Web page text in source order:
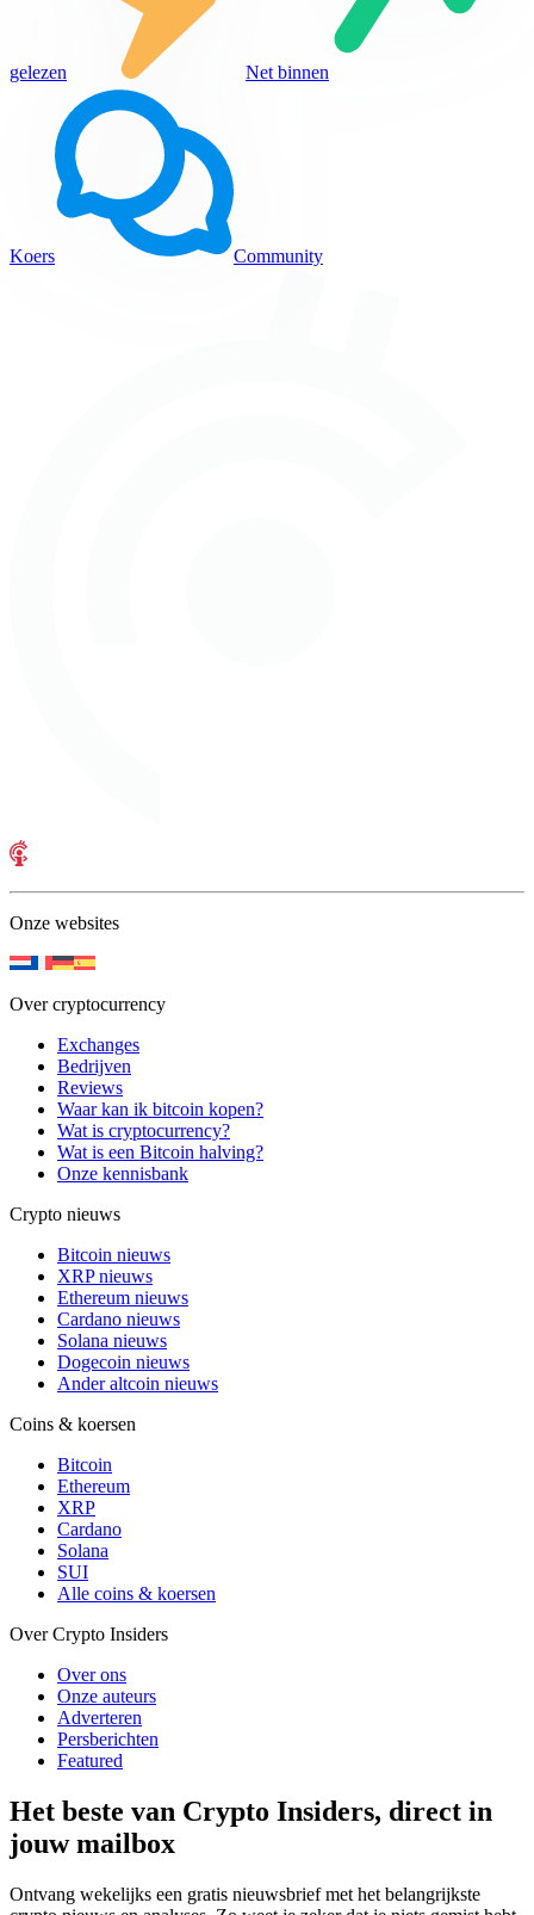
gelezen Net binnen
Koers Community
Onze websites
Over cryptocurrency
Exchanges
Bedrijven
Reviews
Waar kan ik bitcoin kopen?
Wat is cryptocurrency?
Wat is een Bitcoin halving?
Onze kennisbank
Crypto nieuws
Bitcoin nieuws
XRP nieuws
Ethereum nieuws
Cardano nieuws
Solana nieuws
Dogecoin nieuws
Ander altcoin nieuws
Coins & koersen
Bitcoin
Ethereum
XRP
Cardano
Solana
SUI
Alle coins & koersen
Over Crypto Insiders
Over ons
Onze auteurs
Adverteren
Persberichten
Featured
Het beste van Crypto Insiders, direct in
jouw mailbox
Ontvang wekelijks een gratis nieuwsbrief met het belangrijkste